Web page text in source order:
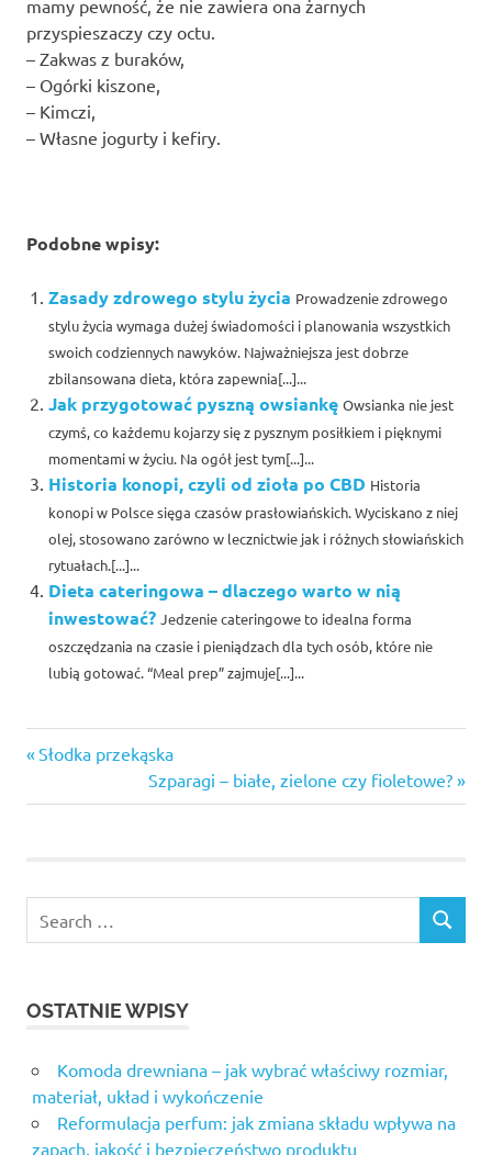
mamy pewność, że nie zawiera ona żarnych
przyspieszaczy czy octu.
– Zakwas z buraków,
– Ogórki kiszone,
– Kimczi,
– Własne jogurty i kefiry.
Podobne wpisy:
Zasady zdrowego stylu życia Prowadzenie zdrowego
stylu życia wymaga dużej świadomości i planowania wszystkich
swoich codziennych nawyków. Najważniejsza jest dobrze
zbilansowana dieta, która zapewnia[...]...
Jak przygotować pyszną owsiankę Owsianka nie jest
czymś, co każdemu kojarzy się z pysznym posiłkiem i pięknymi
momentami w życiu. Na ogół jest tym[...]...
Historia konopi, czyli od zioła po CBD Historia
konopi w Polsce sięga czasów prasłowiańskich. Wyciskano z niej
olej, stosowano zarówno w lecznictwie jak i różnych słowiańskich
rytuałach.[...]...
Dieta cateringowa – dlaczego warto w nią
inwestować? Jedzenie cateringowe to idealna forma
oszczędzania na czasie i pieniądzach dla tych osób, które nie
lubią gotować. “Meal prep” zajmuje[...]...
Nawigacja
wpisu
Previous
Słodka przekąska
Next
Post:
Szparagi – białe, zielone czy fioletowe?
OSTATNIE WPISY
Komoda drewniana – jak wybrać właściwy rozmiar,
materiał, układ i wykończenie
Reformulacja perfum: jak zmiana składu wpływa na
zapach, jakość i bezpieczeństwo produktu